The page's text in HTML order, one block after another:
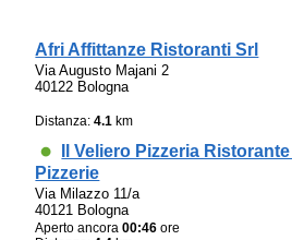
Afri Affittanze Ristoranti Srl
Via Augusto Majani 2
40122 Bologna
Distanza:4.1 km
Il Veliero Pizzeria
Pizzerie
Via Milazzo 11/a
40121 Bologna
Aperto ancora00:46 ore